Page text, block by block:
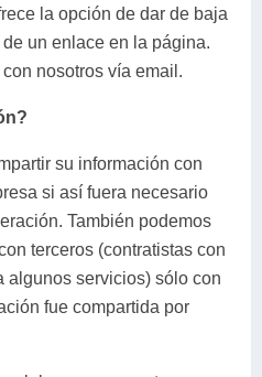
la opción de dar de baja
un enlace en la página.
nosotros vía email.
su información con
si así fuera necesario
También podemos
terceros (contratistas con
algunos servicios) sólo con
fue compartida por